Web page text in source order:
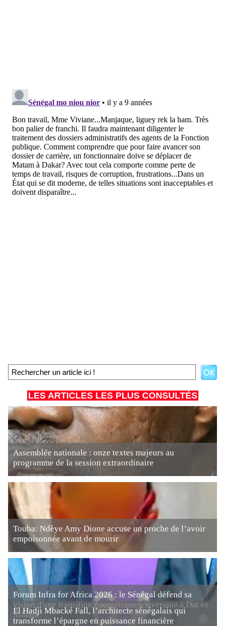
LES ARTICLES LES PLUS CONSULTÉS
Assemblée nationale : onze textes majeurs au
programme de la session extraordinaire
Touba: Ndèye Amy Dione accuse un proche de l’avoir
empoisonnée avant de mourir
Forum Infra for Africa 2026 : le Sénégal défend sa
vision d'une transition énergétique souveraine à Dar es
Salaam
El Hadji Mbacké Fall, l’architecte sénégalais qui
transforme l’épargne en puissance financière